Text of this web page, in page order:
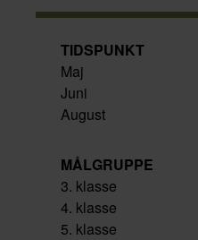
TIDSPUNKT
Maj
Juni
August
MÅLGRUPPE
3. klasse
4. klasse
5. klasse